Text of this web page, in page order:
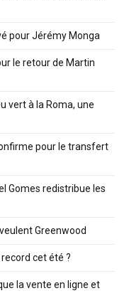
pour Jérémy Monga
le retour de Martin
vert à la Roma, une
pour le transfert
Gomes redistribue les
Greenwood
cet été ?
la vente en ligne et